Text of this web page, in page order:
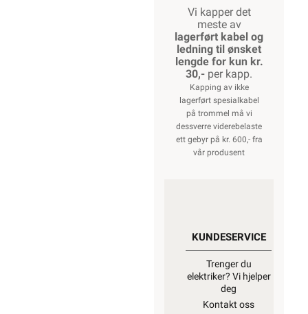
Vi kapper det
meste av
lagerført kabel og
ledning til ønsket
lengde for kun kr.
30,- per kapp.
Kapping av ikke
lagerført spesialkabel
på trommel må vi
dessverre viderebelaste
ett gebyr på kr. 600,- fra
vår produsent
KUNDESERVICE
Trenger du
elektriker? Vi hjelper
deg
Kontakt oss